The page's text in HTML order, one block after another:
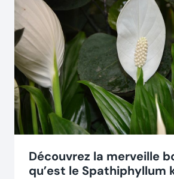
Découvrez la merveille
qu’est le Spathiphyllum